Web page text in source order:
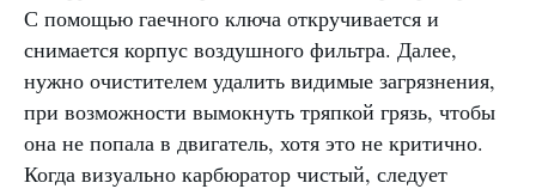
С помощью гаечного ключа откручивается и
снимается корпус воздушного фильтра. Далее,
нужно очистителем удалить видимые загрязнения,
при возможности вымокнуть тряпкой грязь, чтобы
она не попала в двигатель, хотя это не критично.
Когда визуально карбюратор чистый, следует